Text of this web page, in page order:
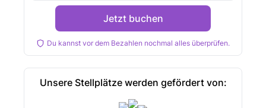
Jetzt buchen
Du kannst vor dem Bezahlen nochmal alles überprüfen.
Unsere Stellplätze werden gefördert von: